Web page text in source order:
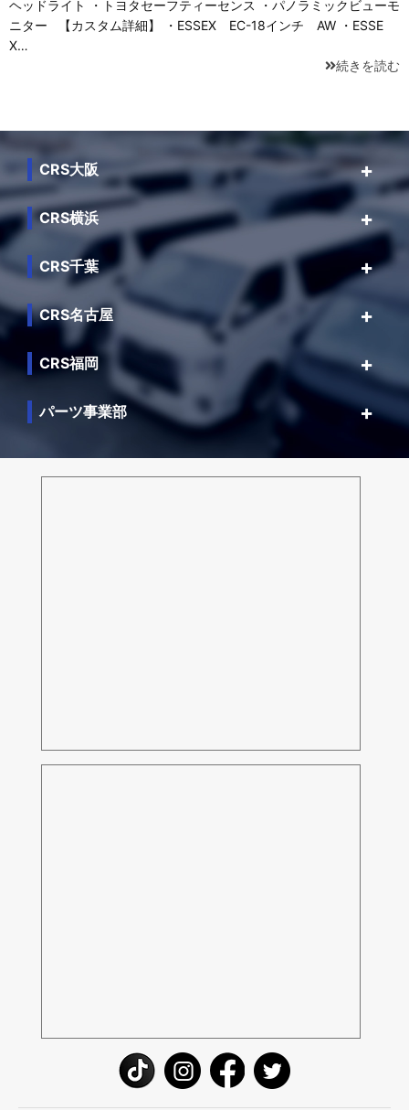
ヘッドライト ・トヨタセーフティーセンス ・パノラミックビューモ
ニター 【カスタム詳細】 ・ESSEX EC-18インチ AW ・ESSE
X…
続きを読む
CRS大阪
CRS横浜
CRS千葉
CRS名古屋
CRS福岡
パーツ事業部